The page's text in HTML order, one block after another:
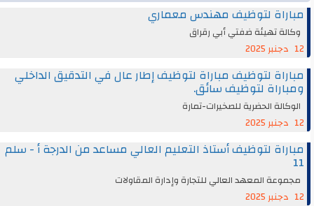
مباراة لتوظيف مهندس معماري
وكالة تهيئة ضفتي أبي رقراق
12 دجنبر 2025
مباراة لتوظيف مباراة لتوظيف إطار عال في التدقيق الداخلي
ومباراة لتوظيف سائق.
الوكالة الحضرية للصخيرات-تمارة
12 دجنبر 2025
مباراة لتوظيف أستاذ التعليم العالي مساعد من الدرجة أ - سلم
11
مجموعة المعهد العالي للتجارة وإدارة المقاولات
12 دجنبر 2025